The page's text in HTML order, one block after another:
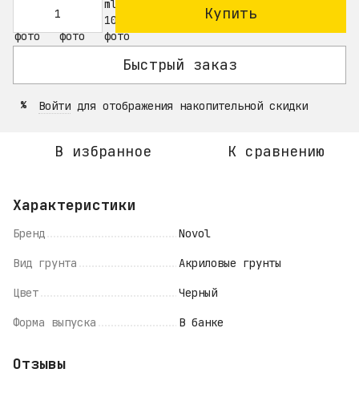
Купить
Быстрый заказ
% Войти для отображения накопительной скидки
В избранное К сравнению
Характеристики
Бренд Novol
Вид грунта Акриловые грунты
Цвет Черный
Форма выпуска В банке
Отзывы